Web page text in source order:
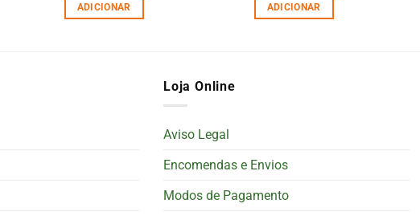
ADICIONAR ADICIONAR
Loja Online
Aviso Legal
Encomendas e Envios
Modos de Pagamento